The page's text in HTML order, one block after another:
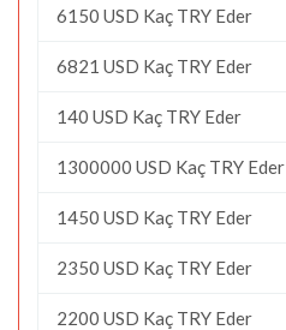
6150 USD Kaç TRY Eder
6821 USD Kaç TRY Eder
140 USD Kaç TRY Eder
1300000 USD Kaç TRY Eder
1450 USD Kaç TRY Eder
2350 USD Kaç TRY Eder
2200 USD Kaç TRY Eder